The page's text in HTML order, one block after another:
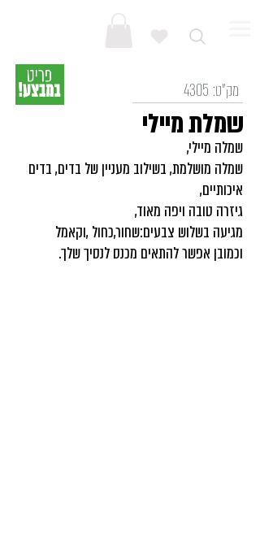
4305 מק"ט:
שמלה מיילי,
שמלה מושלמת, בשילוב מעניין של בדים, בדים
איכותיים,
גיזרה טובה ויפה מאוד,
מגיעה בשלוש צבעים:שחור,כחול ,וקאמל
וכמובן אפשר להתאים מכנס לנסיך שלך.
שמלת מיילי